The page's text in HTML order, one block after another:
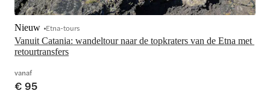
Vanuit Catania: wandeltour naar de topkraters van de Etna met
retourtransfers
Nieuw Etna-tours
vanaf
€ 95